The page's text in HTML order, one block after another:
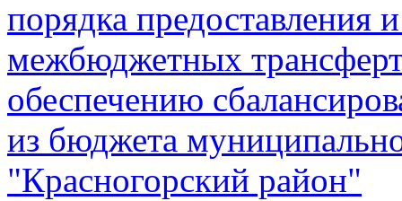
порядка предоставления
межбюджетных
обеспечению
из бюджета
"Красногорский район"